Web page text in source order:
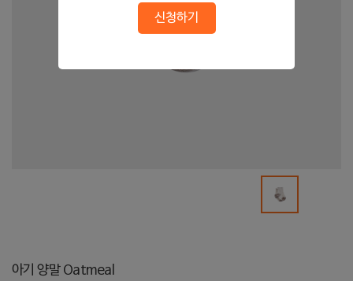
아기 양말 Oatmeal
신청하기